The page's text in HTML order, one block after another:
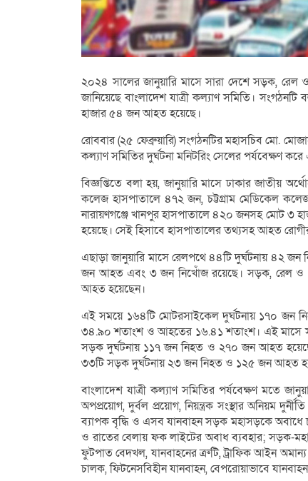
২০২৪ সালের জানুয়ারি মাসে সারা দেশে সড়ক,
জানিয়েছে বাংলাদেশ যাত্রী কল্যাণ সমিতি।
হাজার ৫৪ জন আহত হয়েছে।
রোববার (২৫ ফেব্রুয়ারি) সংগঠনটির মহাসচিব মো.
কল্যাণ সমিতির দুর্ঘটনা মনিটরিং সেলের পর্যবেক্ষণ
বিজ্ঞপ্তিতে বলা হয়, জানুয়ারি মাসে ঢাকার জাতীয়
কলেজ হাসপাতালে ৪৭২ জন, চট্টগ্রাম মেডিকেল
নারায়ণগঞ্জে খানপুর হাসপাতালে ৪২০ জনসহ মোট ৩
হয়েছে। সেই হিসাবে হাসপাতালের তথ্যসহ আহত
এছাড়া জানুয়ারি মাসে রেলপথে ৪৪টি দুর্ঘটনায় ৪২
জন আহত এবং ৩ জন নিখোঁজ রয়েছে। সড়ক, রেল ও
আহত হয়েছেন।
এই সময়ে ১৬৪টি মোটরসাইকেল দুর্ঘটনায় ১৭০ জন
৩৪.৯০ শতাংশ ও আহতের ১৬.৪১ শতাংশ। এই মাসে
সড়ক দুর্ঘটনায় ১১৭ জন নিহত ও ২৭০ জন আহত
৩৩টি সড়ক দুর্ঘটনায় ২৩ জন নিহত ও ১২৫ জন আহত
বাংলাদেশ যাত্রী কল্যাণ সমিতির পর্যবেক্ষণ মতে
অপপ্রয়োগ, দুর্বল প্রয়োগ, নিয়ন্ত্রক সংস্থার অনিয়ম
ব্যাপক বৃদ্ধি ও এসব যানবাহন সড়ক মহাসড়কে অবাধে
ও রাতের বেলায় ফক লাইটের অবাধ ব্যবহার; সড়ক-
ফুটপাত বেদখল, যানবাহনের ত্রুটি, ট্রাফিক আইন
চালক, ফিটনেসবিহীন যানবাহন, বেপরোয়াভাবে